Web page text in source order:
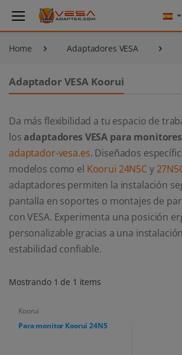
Home Adaptadores VESA
Adaptador VESA Koorui
Da más flexibilidad a tu espacio de
los adaptadores VESA para
adaptador-vesa.es. Diseñados
modelos como el Koorui 24N5Cy
adaptadores permiten la instalación
pantalla en soportes o montajes de
con VESA. Experimenta una posición
personalizable gracias a una
estabilidad confiable.
Mostrando 1 de 1 items
Koorui
Para monitor Koorui 24N5